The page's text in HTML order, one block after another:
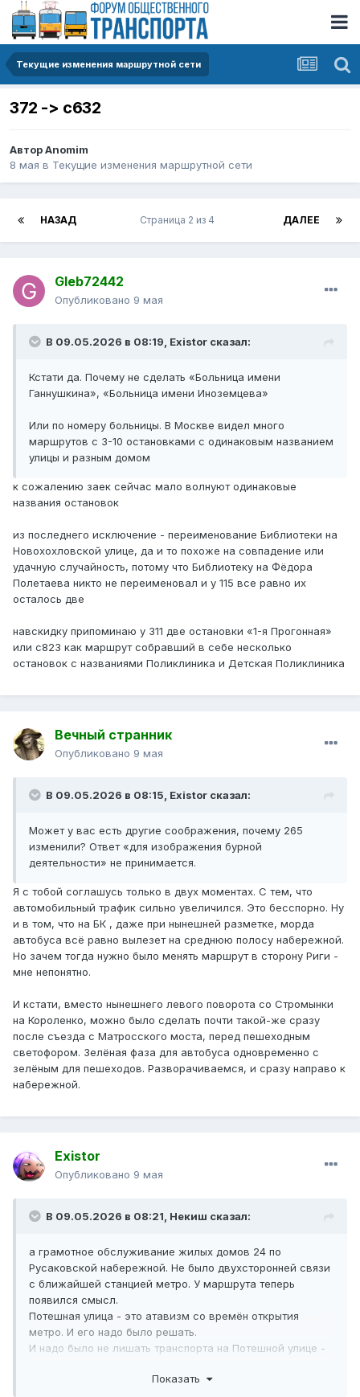
Текущие изменения маршрутной сети
372 -> с632
АвторAnomim
8 мая в Текущие изменения маршрутной сети
НАЗАД ДАЛЕЕ
Страница 2 из 4
Gleb72442
Опубликовано 9 мая
В 09.05.2026 в 08:19, Existor сказал:
Кстати да. Почему не сделать «Больница имени
Ганнушкина», «Больница имени Иноземцева»
Или по номеру больницы. В Москве видел много
маршрутов с 3-10 остановками с одинаковым названием
улицы и разным домом
к сожалению заек сейчас мало волнуют одинаковые
названия остановок
из последнего исключение - переименование Библиотеки на
Новохохловской улице, да и то похоже на совпадение или
удачную случайность, потому что Библиотеку на Фёдора
Полетаева никто не переименовал и у 115 все равно их
осталось две
навскидку припоминаю у 311 две остановки «1-я Прогонная»
или с823 как маршрут собравший в себе несколько
остановок с названиями Поликлиника и Детская Поликлиника
Вечный странник
Опубликовано 9 мая
В 09.05.2026 в 08:15, Existor сказал:
Может у вас есть другие соображения, почему 265
изменили? Ответ «для изображения бурной
деятельности» не принимается.
Я с тобой соглашусь только в двух моментах. С тем, что
автомобильный трафик сильно увеличился. Это бесспорно. Ну
и в том, что на БК , даже при нынешней разметке, морда
автобуса всё равно вылезет на среднюю полосу набережной.
Но зачем тогда нужно было менять маршрут в сторону Риги -
мне непонятно.
И кстати, вместо нынешнего левого поворота со Стромынки
на Короленко, можно было сделать почти такой-же сразу
после съезда с Матросского моста, перед пешеходным
светофором. Зелёная фаза для автобуса одновременно с
зелёным для пешеходов. Разворачиваемся, и сразу направо к
набережной.
Existor
Опубликовано 9 мая
В 09.05.2026 в 08:21, Некиш сказал:
а грамотное обслуживание жилых домов 24 по
Русаковской набережной. Не было двухсторонней связи
с ближайшей станцией метро. У маршрута теперь
появился смысл.
Потешная улица - это атавизм со времён открытия
метро. И его надо было решать.
И надо было не лишать транспорта на Потешной улице -
Показать